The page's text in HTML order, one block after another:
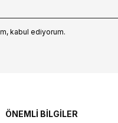
kabul ediyorum.
ÖNEMLİ BİLGİLER